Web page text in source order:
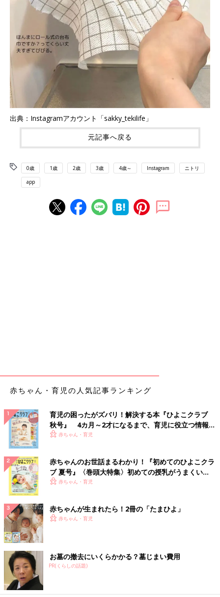
出典：Instagramアカウント「sakky_tekilife」
元記事へ戻る
0歳 1歳 2歳 3歳 4歳～ Instagram ニトリ
app
赤ちゃん・育児の人気記事ランキング
育児の困ったがズバリ！解決する本『ひよこクラブ
秋号』 4カ月～2才になるまで、育児に役立つ情報が
いっぱい！
赤ちゃん・育児
赤ちゃんのお世話まるわかり！『初めてのひよこクラ
ブ 夏号』〈巻頭大特集〉初めての授乳がうまくい
く！ おっぱい・ミルクの基本と夏のトラブル 解決テ
赤ちゃん・育児
赤ちゃんが生まれたら！2冊の「たまひよ」
赤ちゃん・育児
お墓の撤去にいくらかかる？墓じまい費用
PR(くらしの話題)